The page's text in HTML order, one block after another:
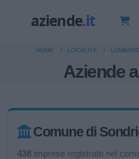
Aziende
HOME LOCALITÀ
Comune di
438 imprese registrate nel